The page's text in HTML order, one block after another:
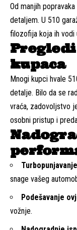
Od manjih
detaljem. U 510
filozofija koja ih vodi
Pregledi
kupaca
Mnogi kupci hvale
detalje. Bilo da se
vraća, zadovoljstvo
osobni pristup i
snage vašeg
Podešavanje
vožnje.